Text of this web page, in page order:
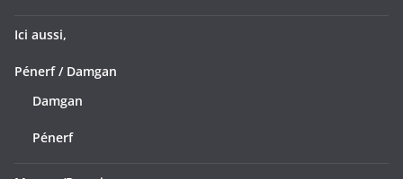
Ici aussi,
Pénerf / Damgan
Damgan
Pénerf